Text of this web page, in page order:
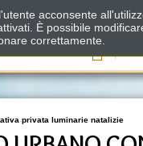
Il
privata luminarie natalizie
acconsente
È possibile
correttamente.